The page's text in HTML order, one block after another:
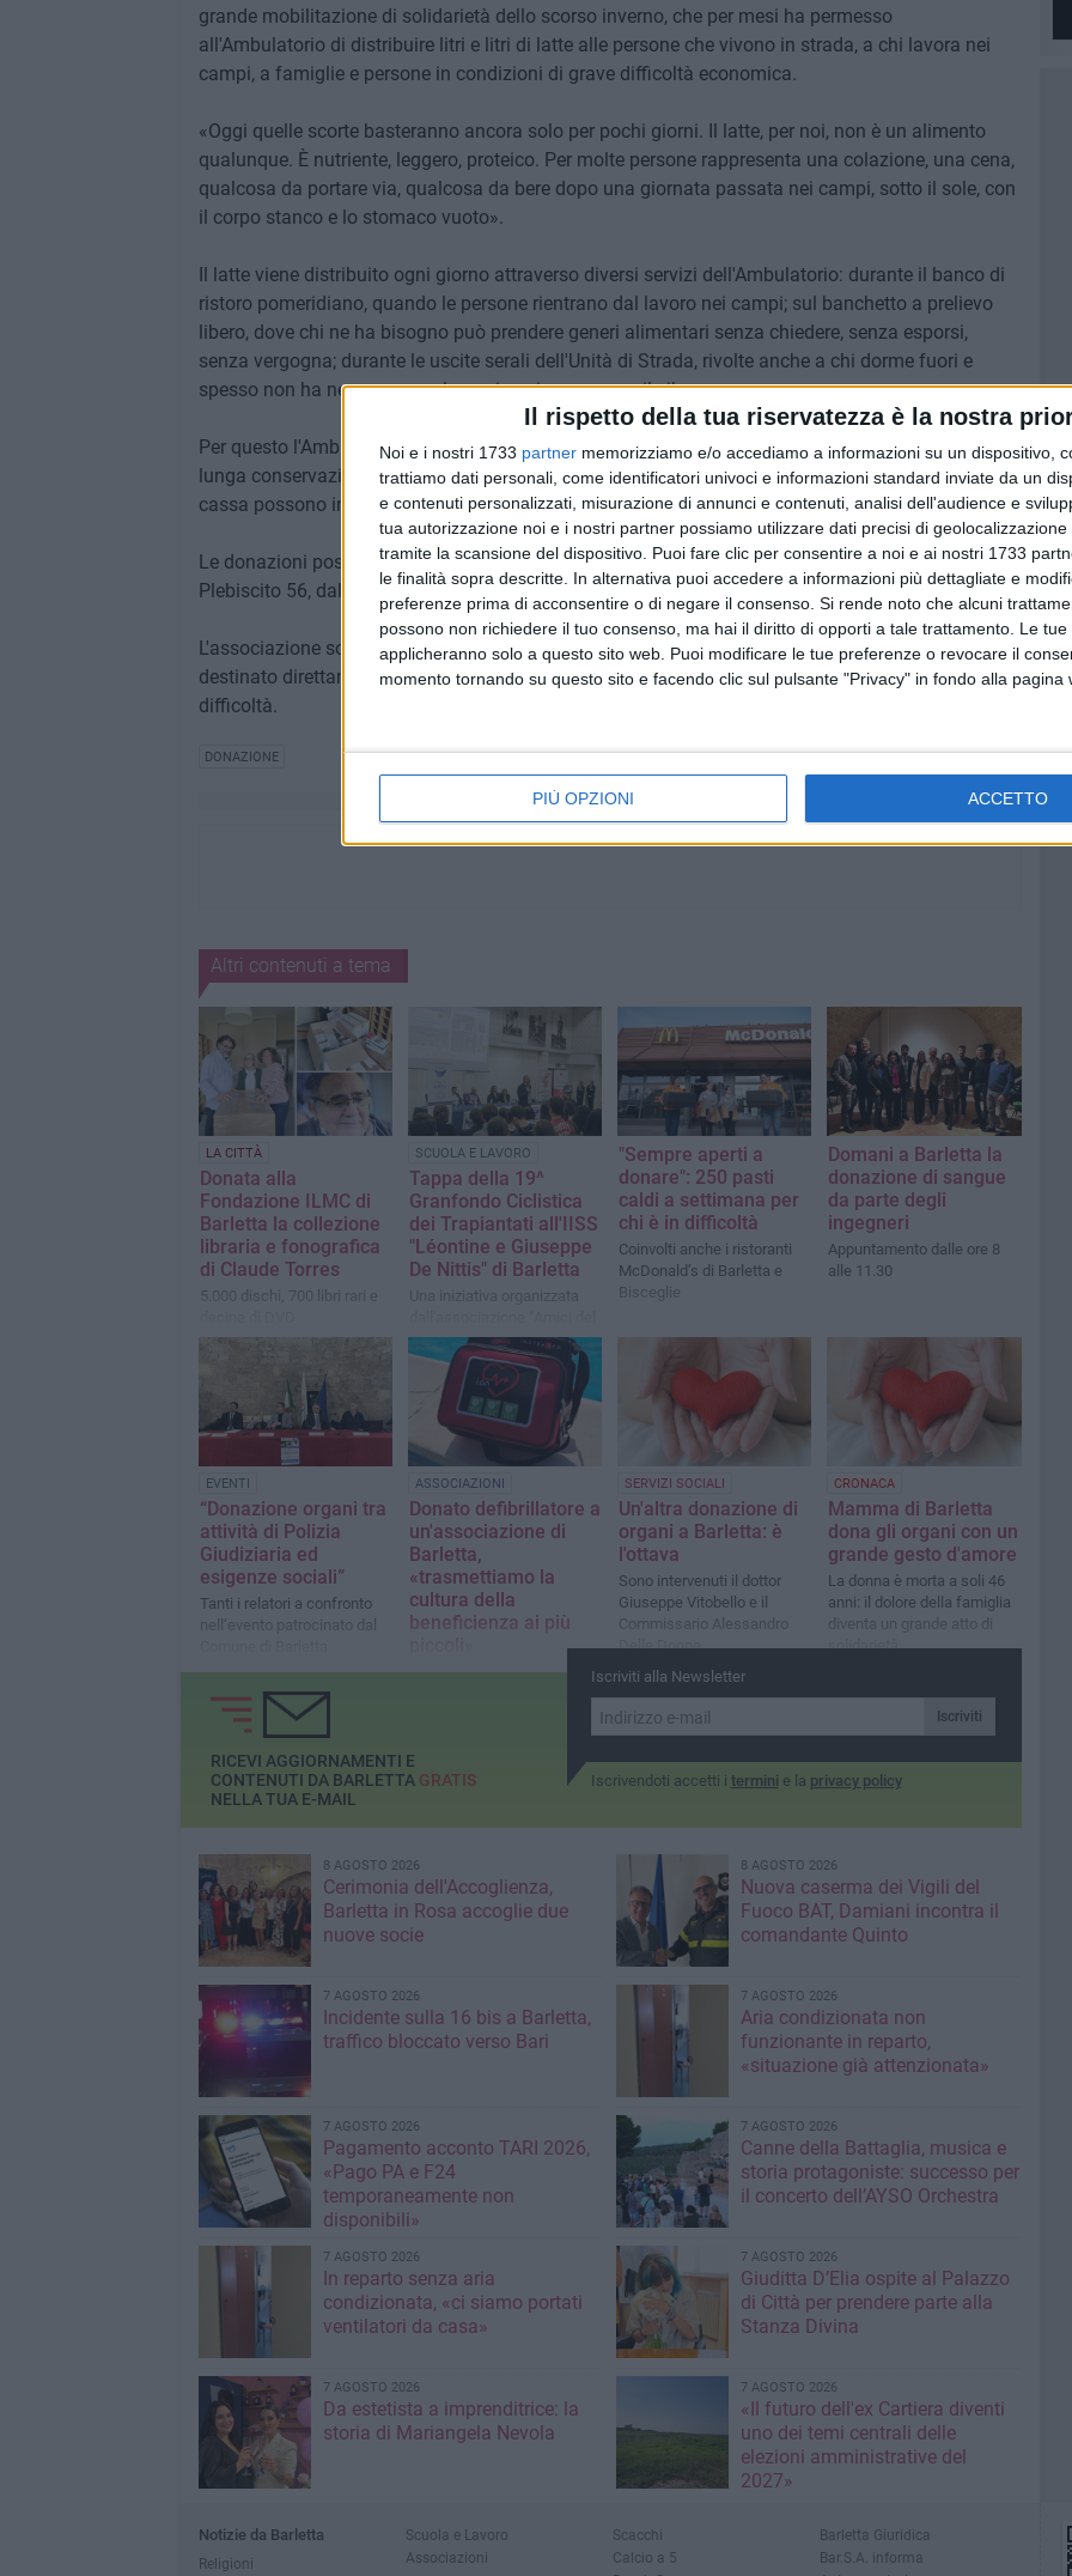
Il rispetto della tua riservatezza è la nostra
Noi e i nostri 1733 partner memorizziamo e/o accediamo a informazioni su un dispositivo,
trattiamo dati personali, come identificatori univoci e informazioni standard inviate da un
e contenuti personalizzati, misurazione di annunci e contenuti, analisi dell'audience e
tua autorizzazione noi e i nostri partner possiamo utilizzare dati precisi di
tramite la scansione del dispositivo. Puoi fare clic per consentire a noi e ai nostri 1733
le finalità sopra descritte. In alternativa puoi accedere a informazioni più dettagliate e
preferenze prima di acconsentire o di negare il consenso. Si rende noto che alcuni
possono non richiedere il tuo consenso, ma hai il diritto di opporti a tale trattamento. Le
applicheranno solo a questo sito web. Puoi modificare le tue preferenze o revocare il
momento tornando su questo sito e facendo clic sul pulsante "Privacy" in fondo alla pagina
PIÙ OPZIONI ACCETTO
grande mobilitazione di solidarietà dello scorso inverno, che per mesi ha permesso
all'Ambulatorio di distribuire litri e litri di latte alle persone che vivono in strada, a chi lavora nei
campi, a famiglie e persone in condizioni di grave difficoltà economica.
«Oggi quelle scorte basteranno ancora solo per pochi giorni. Il latte, per noi, non è un alimento
qualunque. È nutriente, leggero, proteico. Per molte persone rappresenta una colazione, una cena,
qualcosa da portare via, qualcosa da bere dopo una giornata passata nei campi, sotto il sole, con
il corpo stanco e lo stomaco vuoto».
Il latte viene distribuito ogni giorno attraverso diversi servizi dell'Ambulatorio: durante il banco di
ristoro pomeridiano, quando le persone rientrano dal lavoro nei campi; sul banchetto a prelievo
libero, dove chi ne ha bisogno può prendere generi alimentari senza chiedere, senza esporsi,
senza vergogna; durante le uscite serali dell'Unità di Strada, rivolte anche a chi dorme fuori e
spesso non ha nemmeno un luogo in cui conservare il cibo.
Per questo l'Ambulatorio Popolare invita la cittadinanza a contribuire con donazioni di latte a
lunga conservazione, anche in piccole quantità. Una singola confezione, più confezioni o una
cassa possono incidere concretamente sulla continuità del servizio nei prossimi giorni.
Le donazioni possono essere consegnate presso la sede dell'Ambulatorio Popolare, in Piazza
Plebiscito 56, dal lunedì al venerdì, dalle 10 alle 12 e dalle 17 alle 19.
L'associazione sottolinea il carattere urgente della raccolta e assicura che tutto il latte donato sarà
destinato direttamente ai servizi di distribuzione alimentare rivolti alle persone in maggiore
difficoltà.
DONAZIONE
Altri contenuti a tema
LA CITTÀ
Donata alla
Fondazione ILMC di
Barletta la collezione
libraria e fonografica
di Claude Torres
5.000 dischi, 700 libri rari e
SCUOLA E LAVORO
Tappa della 19^
Granfondo Ciclistica
dei Trapiantati all'IISS
"Léontine e Giuseppe
De Nittis" di Barletta
Una iniziativa organizzata
trapianto di fegato” di
Bergamo
"Sempre aperti a
donare": 250 pasti
caldi a settimana per
chi è in difficoltà
Coinvolti anche i ristoranti
McDonald’s di Barletta e
Bisceglie
Domani a Barletta la
donazione di sangue
da parte degli
ingegneri
Appuntamento dalle ore 8
alle 11.30
EVENTI
“Donazione organi tra
attività di Polizia
Giudiziaria ed
esigenze sociali”
Tanti i relatori a confronto
nell’evento patrocinato dal
ASSOCIAZIONI
Donato defibrillatore a
un'associazione di
Barletta,
«trasmettiamo la
cultura della
beneficienza ai più
È stato Gianluca
SERVIZI SOCIALI
Un'altra donazione di
organi a Barletta: è
l'ottava
Sono intervenuti il dottor
Giuseppe Vitobello e il
Commissario Alessandro
Delle Donne
CRONACA
Mamma di Barletta
dona gli organi con un
grande gesto d'amore
La donna è morta a soli 46
anni: il dolore della famiglia
diventa un grande atto di
solidarietà
Iscriviti alla Newsletter
Iscriviti
Iscrivendoti accetti i termini e la privacy policy
RICEVI AGGIORNAMENTI E
CONTENUTI DA BARLETTA GRATIS
NELLA TUA E-MAIL
8 AGOSTO 2026
Cerimonia dell'Accoglienza,
Barletta in Rosa accoglie due
nuove socie
8 AGOSTO 2026
Nuova caserma dei Vigili del
Fuoco BAT, Damiani incontra il
comandante Quinto
7 AGOSTO 2026
Incidente sulla 16 bis a Barletta,
traffico bloccato verso Bari
7 AGOSTO 2026
Aria condizionata non
funzionante in reparto,
«situazione già attenzionata»
7 AGOSTO 2026
Pagamento acconto TARI 2026,
«Pago PA e F24
temporaneamente non
disponibili»
7 AGOSTO 2026
Canne della Battaglia, musica e
storia protagoniste: successo per
il concerto dell’AYSO Orchestra
7 AGOSTO 2026
In reparto senza aria
condizionata, «ci siamo portati
ventilatori da casa»
7 AGOSTO 2026
Giuditta D’Elia ospite al Palazzo
di Città per prendere parte alla
Stanza Divina
7 AGOSTO 2026
Da estetista a imprenditrice: la
storia di Mariangela Nevola
7 AGOSTO 2026
«Il futuro dell'ex Cartiera diventi
uno dei temi centrali delle
elezioni amministrative del
2027»
Notizie da Barletta
Religioni
Scuola e Lavoro
Associazioni
Scacchi
Calcio a 5
Barletta Giuridica
Bar.S.A. informa